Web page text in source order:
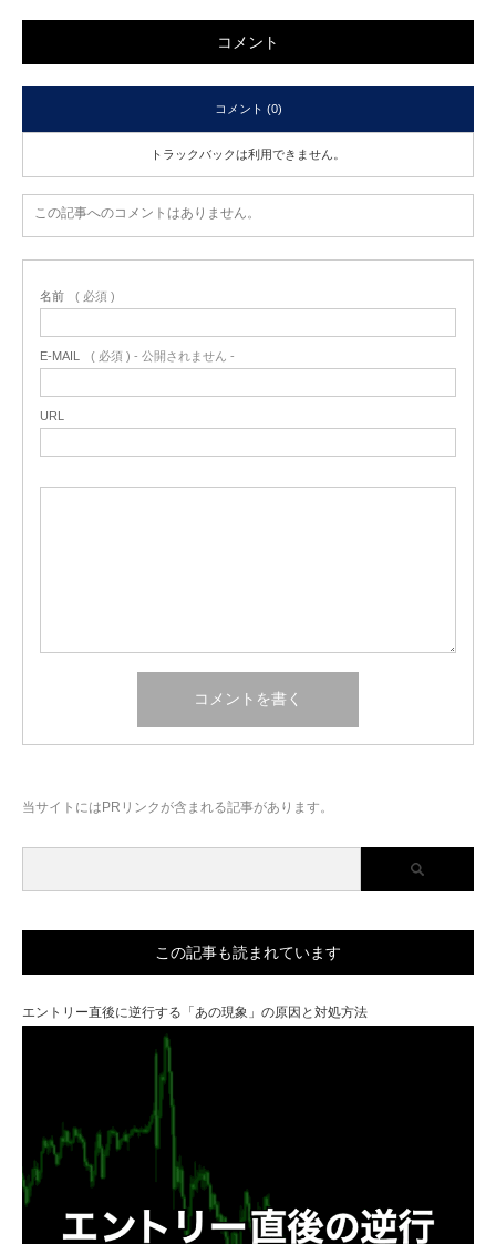
コメント
コメント (0)
トラックバックは利用できません。
この記事へのコメントはありません。
名前 ( 必須 )
E-MAIL ( 必須 ) - 公開されません -
URL
当サイトにはPRリンクが含まれる記事があります。
この記事も読まれています
エントリー直後に逆行する「あの現象」の原因と対処方法